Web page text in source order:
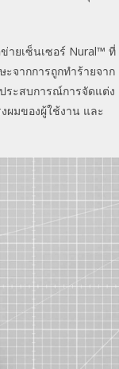
ายเซ็นเซอร์ Nural™ ที่
จากการถูกทำร้ายจาก
ระสบการณ์การจัดแต่ง
ผมของผู้ใช้งาน และ